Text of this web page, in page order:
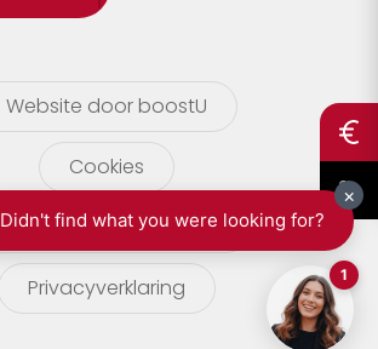
Website door boostU
Cookies
gebruikersvoorwaarden
Privacyverklaring